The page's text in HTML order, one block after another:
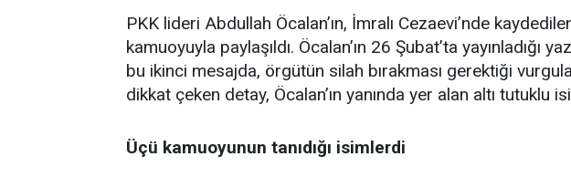
PKK lideri Abdullah Öcalan’ın, İmralı Cezaevi’nde
kamuoyuyla paylaşıldı. Öcalan’ın 26 Şubat’ta yayınladığı
bu ikinci mesajda, örgütün silah bırakması gerektiği
dikkat çeken detay, Öcalan’ın yanında yer alan altı tutuklu
Üçü kamuoyunun tanıdığı isimlerdi